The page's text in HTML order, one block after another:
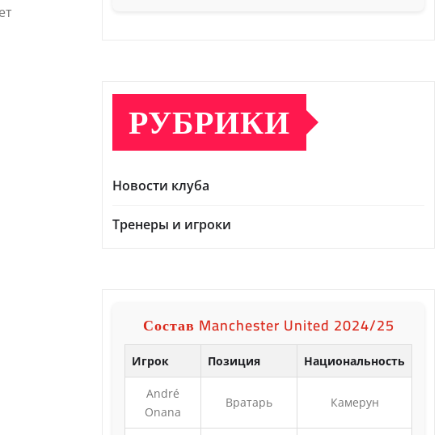
РУБРИКИ
Новости клуба
Тренеры и игроки
Состав Manchester United 2024/25
Игрок Позиция Национальность
André
Onana
Вратарь Камерун